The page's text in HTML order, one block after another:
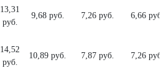
13,31
руб.
9,68 руб. 7,26 руб. 6,66 руб.
14,52
руб.
10,89 руб. 7,87 руб. 7,26 руб.